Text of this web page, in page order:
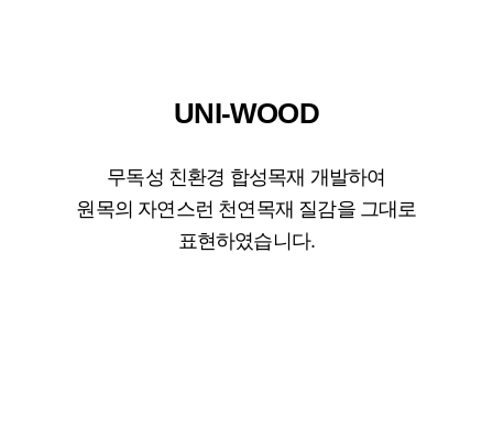
UNI-WOOD
무독성 친환경 합성목재 개발하여
원목의 자연스런 천연목재 질감을 그대로
표현하였습니다.